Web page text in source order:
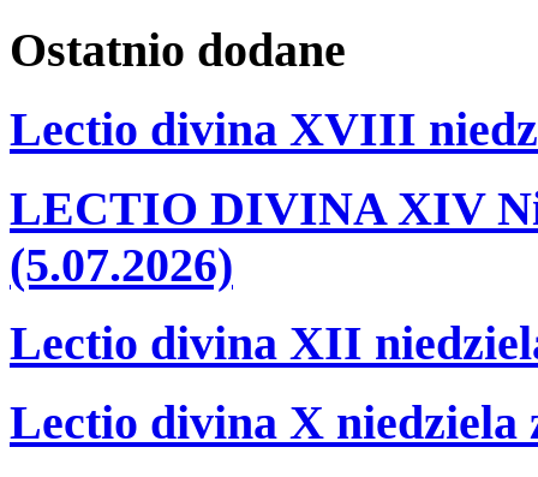
Ostatnio dodane
Lectio divina XVIII
LECTIO DIVINA XIV
(5.07.2026)
Lectio divina XII
Lectio divina X niedziela